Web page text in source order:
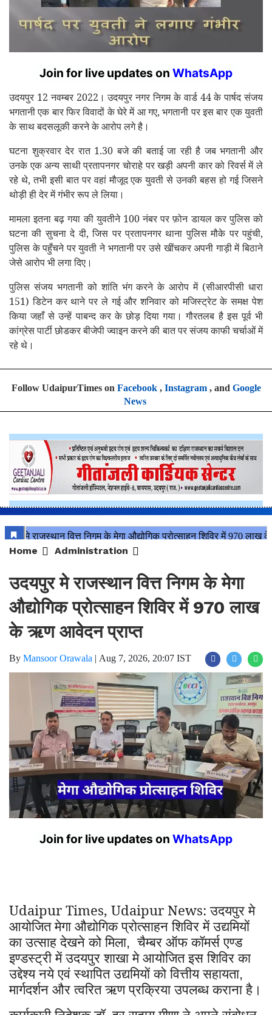
Join for live updates on WhatsApp
उदयपुर 12 नवम्बर 2022। उदयपुर नगर निगम के वार्ड 44 के पार्षद संजय
भगतानी एक बार फिर विवादों के घेरे में आ गए, भगतानी पर इस बार एक युवती
के साथ बदसलूकी करने के आरोप लगे है।
घटना शुक्रवार देर रात 1.30 बजे की बताई जा रही है जब भगतानी और
उनके एक अन्य साथी प्रतापनगर चोराहे पर खड़ी अपनी कार को रिवर्स में ले
रहे थे, तभी इसी बात पर वहां मौजूद एक युवती से उनकी बहस हो गई जिसने
थोड़ी ही देर में गंभीर रूप ले लिया।
मामला इतना बढ़ गया की युवतीने 100 नंबर पर फ़ोन डायल कर पुलिस को
घटना की सुचना दे दी, जिस पर प्रतापनगर थाना पुलिस मौके पर पहुंची,
पुलिस के पहुँचने पर युवती ने भगतानी पर उसे खींचकर अपनी गाड़ी में बिठाने
जेसे आरोप भी लगा दिए।
पुलिस संजय भगतानी को शांति भंग करने के आरोप में (सीआरपीसी धारा
151) डिटेन कर थाने पर ले गई और शनिवार को मजिस्ट्रेट के समक्ष पेश
किया जहाँ से उन्हें पाबन्द कर के छोड़ दिया गया। गौरतलब है इस पूर्व भी
कांग्रेस पार्टी छोडकर बीजेपी ज्वाइन करने की बात पर संजय काफी चर्चाओं में
रहे थे।
Follow UdaipurTimes on Facebook, Instagram, and Google
News
Home Administration
उदयपुर मे राजस्थान वित्त निगम के मेगा
औद्योगिक प्रोत्साहन शिविर में 970 लाख
के ऋण आवेदन प्राप्त
By Mansoor Orawala | Aug 7, 2026, 20:07 IST
Join for live updates on WhatsApp
Udaipur Times, Udaipur News: उदयपुर मे
आयोजित मेगा औद्योगिक प्रोत्साहन शिविर में उद्यमियों
का उत्साह देखने को मिला,चैम्बर ऑफ कॉमर्स एण्ड
इण्डस्ट्री में उदयपुर शाखा मे आयोजित इस शिविर का
उद्देश्य नये एवं स्थापित उद्यमियों को वित्तीय सहायता,
मार्गदर्शन और त्वरित ऋण प्रक्रिया उपलब्ध कराना है।